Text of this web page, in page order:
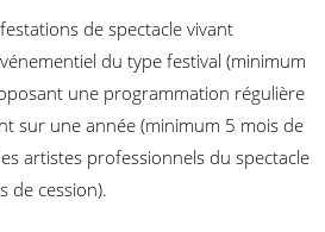
de spectacle vivant
du type festival (minimum
une programmation régulière
sur une année (minimum 5 mois de
artistes professionnels du spectacle
de cession).